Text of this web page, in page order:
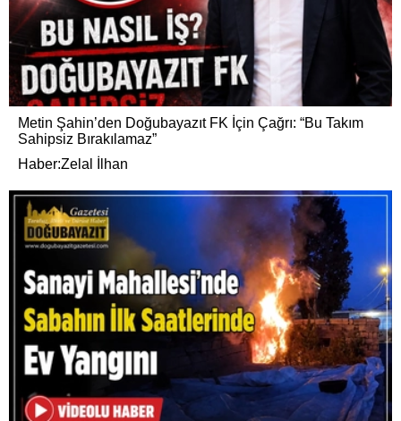
Metin Şahin’den Doğubayazıt FK İçin Çağrı: “Bu Takım
Sahipsiz Bırakılamaz”
Haber:Zelal İlhan